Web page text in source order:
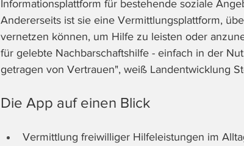
Informationsplattform für bestehende soziale
Andererseits ist sie eine Vermittlungsplattform,
vernetzen können, um Hilfe zu leisten oder
für gelebte Nachbarschaftshilfe - einfach in der
getragen von Vertrauen", weiß Landentwicklung
Die App auf einen Blick
Vermittlung freiwilliger Hilfeleistungen im